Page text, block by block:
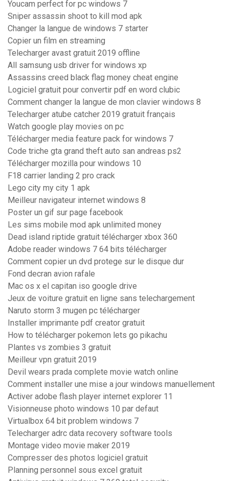
Youcam perfect for pc windows 7
Sniper assassin shoot to kill mod apk
Changer la langue de windows 7 starter
Copier un film en streaming
Telecharger avast gratuit 2019 offline
All samsung usb driver for windows xp
Assassins creed black flag money cheat engine
Logiciel gratuit pour convertir pdf en word clubic
Comment changer la langue de mon clavier windows 8
Telecharger atube catcher 2019 gratuit français
Watch google play movies on pc
Télécharger media feature pack for windows 7
Code triche gta grand theft auto san andreas ps2
Télécharger mozilla pour windows 10
F18 carrier landing 2 pro crack
Lego city my city 1 apk
Meilleur navigateur internet windows 8
Poster un gif sur page facebook
Les sims mobile mod apk unlimited money
Dead island riptide gratuit télécharger xbox 360
Adobe reader windows 7 64 bits télécharger
Comment copier un dvd protege sur le disque dur
Fond decran avion rafale
Mac os x el capitan iso google drive
Jeux de voiture gratuit en ligne sans telechargement
Naruto storm 3 mugen pc télécharger
Installer imprimante pdf creator gratuit
How to télécharger pokemon lets go pikachu
Plantes vs zombies 3 gratuit
Meilleur vpn gratuit 2019
Devil wears prada complete movie watch online
Comment installer une mise a jour windows manuellement
Activer adobe flash player internet explorer 11
Visionneuse photo windows 10 par defaut
Virtualbox 64 bit problem windows 7
Telecharger adrc data recovery software tools
Montage video movie maker 2019
Compresser des photos logiciel gratuit
Planning personnel sous excel gratuit